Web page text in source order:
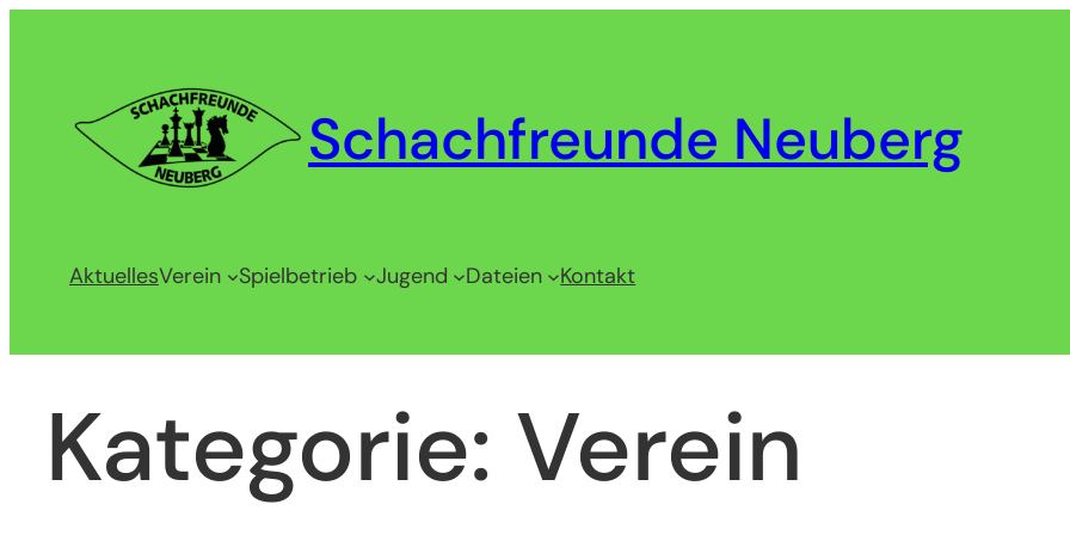
Schachfreunde Neuberg
AktuellesVerein Spielbetrieb Jugend Dateien Kontakt
Kategorie: Verein